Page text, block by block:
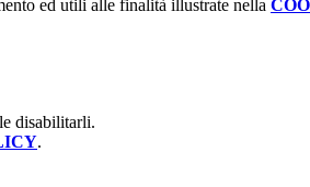
ed utili alle finalità illustrate nella
disabilitarli.
.